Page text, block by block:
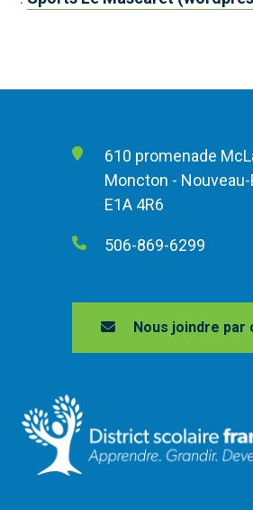
610 promenade
Moncton -
E1A 4R6
506-869-6299
Nous joindre par